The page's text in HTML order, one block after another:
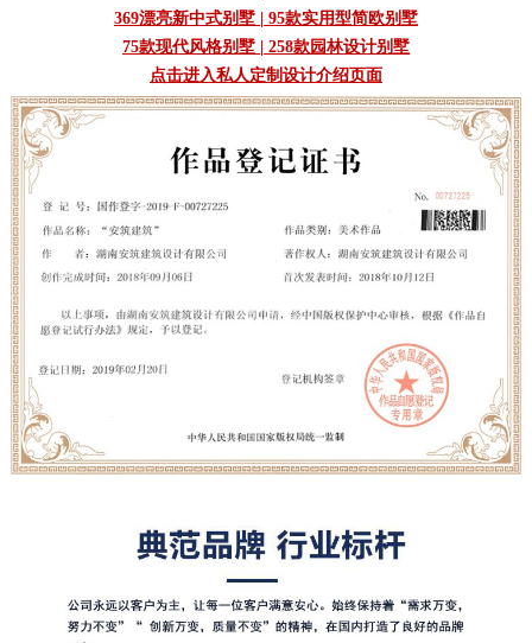
369漂亮新中式别墅| 95款实用型简欧别墅
75款现代风格别墅| 258款园林设计别墅
点击进入私人定制设计介绍页面